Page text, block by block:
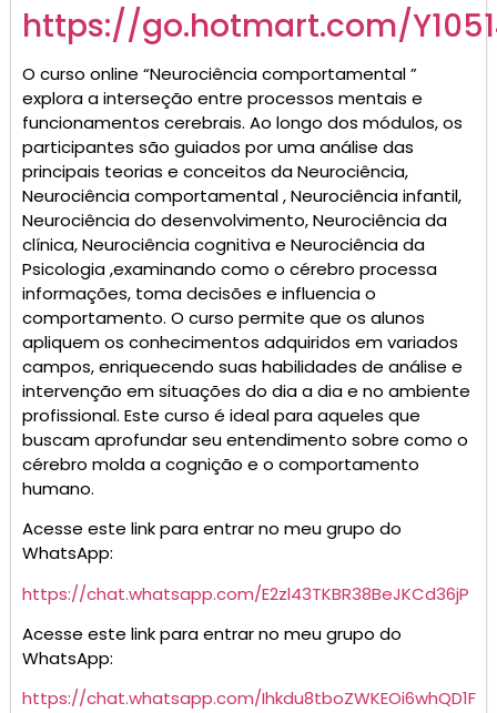
https://go.hotmart.com/
O curso online “Neurociência comportamental ”
explora a interseção entre processos mentais e
funcionamentos cerebrais. Ao longo dos módulos, os
participantes são guiados por uma análise das
principais teorias e conceitos da Neurociência,
Neurociência comportamental , Neurociência infantil,
Neurociência do desenvolvimento, Neurociência da
clínica, Neurociência cognitiva e Neurociência da
Psicologia ,examinando como o cérebro processa
informações, toma decisões e influencia o
comportamento. O curso permite que os alunos
apliquem os conhecimentos adquiridos em variados
campos, enriquecendo suas habilidades de análise e
intervenção em situações do dia a dia e no ambiente
profissional. Este curso é ideal para aqueles que
buscam aprofundar seu entendimento sobre como o
cérebro molda a cognição e o comportamento
humano.
Acesse este link para entrar no meu grupo do
WhatsApp:
https://chat.whatsapp.com/E2zl43TKBR38BeJKCd36jP
Acesse este link para entrar no meu grupo do
WhatsApp:
https://chat.whatsapp.com/Ihkdu8tboZWKEOi6whQD1F